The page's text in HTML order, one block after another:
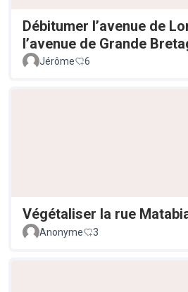
Débitumer l’avenue de
l’avenue de Grande
Jérôme 6
Végétaliser la rue
Anonyme
3